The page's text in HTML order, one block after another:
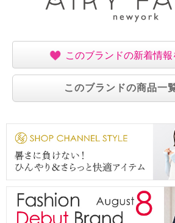
このブランドの新着情報
このブランドの商品一